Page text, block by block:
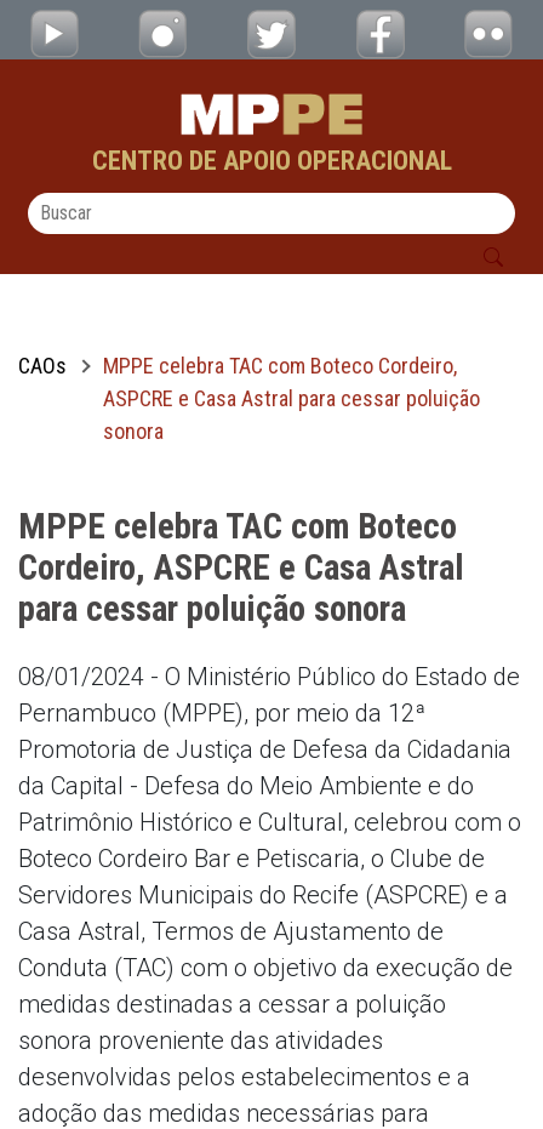
Pular para o Conteúdo principal
MPPE celebra TAC com Boteco Cordeiro,
CENTRO DE APOIO OPERACIONAL
CAOs
MPPE celebra TAC com Boteco Cordeiro,
ASPCRE e Casa Astral para cessar poluição
sonora
MPPE celebra TAC com Boteco
Cordeiro, ASPCRE e Casa Astral
para cessar poluição sonora
08/01/2024 - O Ministério Público do Estado de
Pernambuco (MPPE), por meio da 12ª
Promotoria de Justiça de Defesa da Cidadania
da Capital - Defesa do Meio Ambiente e do
Patrimônio Histórico e Cultural, celebrou com o
Boteco Cordeiro Bar e Petiscaria, o Clube de
Servidores Municipais do Recife (ASPCRE) e a
Casa Astral, Termos de Ajustamento de
Conduta (TAC) com o objetivo da execução de
medidas destinadas a cessar a poluição
sonora proveniente das atividades
desenvolvidas pelos estabelecimentos e a
adoção das medidas necessárias para